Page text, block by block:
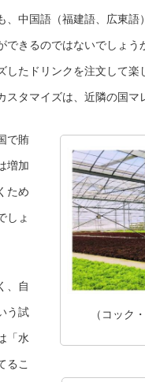
中国語（福建語、広東
きるのではないでしょ
たドリンクを注文して
タマイズは、近隣の国マ
（コック
で賄
増加
ため
しょ
、自
う試
「水
るこ